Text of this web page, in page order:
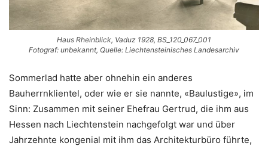
Haus Rheinblick, Vaduz 1928, BS_120_067_001
Fotograf: unbekannt, Quelle: Liechtensteinisches Landesarchiv
Sommerlad hatte aber ohnehin ein anderes
Bauherrnklientel, oder wie er sie nannte, «Baulustige», im
Sinn: Zusammen mit seiner Ehefrau Gertrud, die ihm aus
Hessen nach Liechtenstein nachgefolgt war und über
Jahrzehnte kongenial mit ihm das Architekturbüro führte,